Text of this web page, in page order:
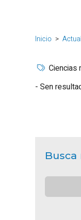
Inicio
Ciencias
Sen
Busca